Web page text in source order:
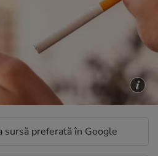
sursă preferată în Google